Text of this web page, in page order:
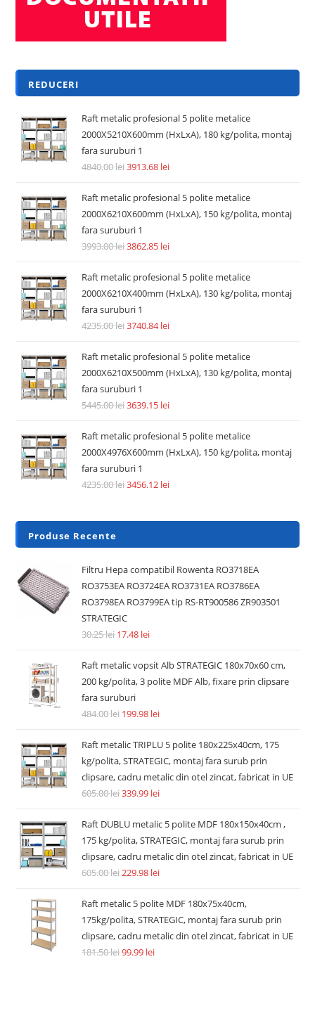
REDUCERI
Raft metalic profesional 5 polite metalice
2000X5210X600mm (HxLxA), 180 kg/polita, montaj
fara suruburi 1
4840.00lei3913.68 lei
Raft metalic profesional 5 polite metalice
2000X6210X600mm (HxLxA), 150 kg/polita, montaj
fara suruburi 1
3993.00lei3862.85 lei
Raft metalic profesional 5 polite metalice
2000X6210X400mm (HxLxA), 130 kg/polita, montaj
fara suruburi 1
4235.00lei3740.84lei
Raft metalic profesional 5 polite metalice
2000X6210X500mm (HxLxA), 130 kg/polita, montaj
fara suruburi 1
5445.00lei3639.15 lei
Raft metalic profesional 5 polite metalice
2000X4976X600mm (HxLxA), 150 kg/polita, montaj
fara suruburi 1
4235.00lei3456.12 lei
Produse Recente
Filtru Hepa compatibil Rowenta RO3718EA
RO3753EA RO3724EA RO3731EA RO3786EA
RO3798EA RO3799EA tip RS-RT900586 ZR903501
STRATEGIC
30.25lei 17.48 lei
Raft metalic vopsit Alb STRATEGIC 180x70x60 cm,
200 kg/polita, 3 polite MDF Alb, fixare prin clipsare
fara suruburi
484.00lei 199.98 lei
Raft metalic TRIPLU 5 polite 180x225x40cm, 175
kg/polita, STRATEGIC, montaj fara surub prin
clipsare, cadru metalic din otel zincat, fabricat in UE
605.00lei339.99 lei
Raft DUBLU metalic 5 polite MDF 180x150x40cm ,
175 kg/polita, STRATEGIC, montaj fara surub prin
clipsare, cadru metalic din otel zincat, fabricat in UE
605.00lei229.98 lei
Raft metalic 5 polite MDF 180x75x40cm,
175kg/polita, STRATEGIC, montaj fara surub prin
clipsare, cadru metalic din otel zincat, fabricat in UE
181.50lei99.99 lei